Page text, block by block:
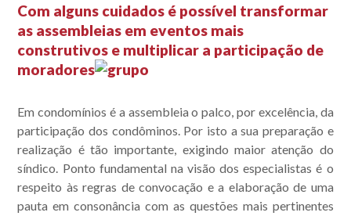
Com alguns cuidados é possível transformar
as assembleias em eventos mais
construtivos e multiplicar a participação de
moradores
Em condomínios é a assembleia o palco, por excelência, da
participação dos condôminos. Por isto a sua preparação e
realização é tão importante, exigindo maior atenção do
síndico. Ponto fundamental na visão dos especialistas é o
respeito às regras de convocação e a elaboração de uma
pauta em consonância com as questões mais pertinentes